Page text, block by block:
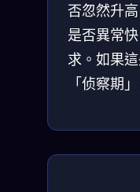
否忽然升
是否異常
求。如果
「侦察期